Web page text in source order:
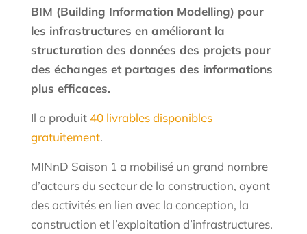
BIM (Building Information Modelling) pour
les infrastructures en améliorant la
structuration des données des projets pour
des échanges et partages des informations
plus efficaces.
Il a produit40 livrables disponibles
gratuitement.
MINnD Saison 1 a mobilisé un grand nombre
d’acteurs du secteur de la construction, ayant
des activités en lien avec la conception, la
construction et l’exploitation d’infrastructures.